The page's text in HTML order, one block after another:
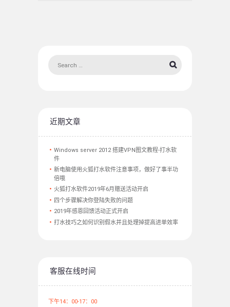
近期文章
Windows server 2012 搭建VPN图文教程-打水软
件
新电脑使用火狐打水软件注意事项，做好了事半功
倍哦
火狐打水软件2019年6月赠送活动开启
四个步骤解决你登陆失败的问题
2019年感恩回馈活动正式开启
打水技巧之如何识别假水并且处理掉提高进单效率
客服在线时间
下午14：00-17：00